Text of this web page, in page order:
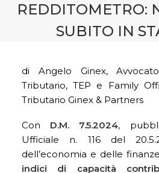
REDDITOMETRO:
SUBITO IN
di Angelo Ginex,
Tributario, TEP e Family
Tributario Ginex & Partners
Con D.M. 7.5.2024,
Ufficiale n. 116 del
dell’economia e delle
indici di capacità